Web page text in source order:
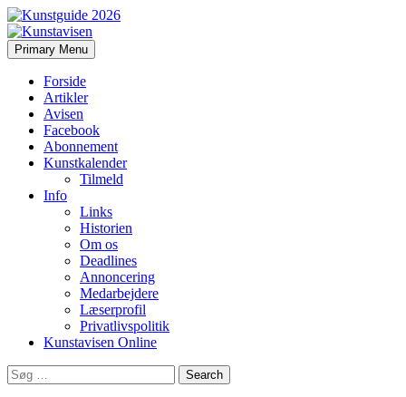
Kunstavisen
Search
Primary Menu Skip
to
Forside
Artikler
Avisen
Facebook
Abonnement
Kunstkalender
Tilmeld
Info
Links
Historien
Om os
Deadlines
Annoncering
Medarbejdere
Læserprofil
Privatlivspolitik
Kunstavisen Online
Search
for: